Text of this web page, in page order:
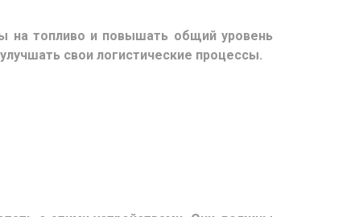
на топливо и повышать общий уровень
свои логистические процессы.